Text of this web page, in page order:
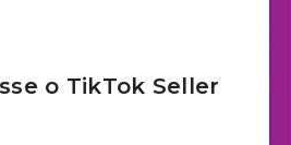
o TikTok Seller